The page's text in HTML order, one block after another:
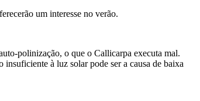
um interesse no verão.
polinização, o que o Callicarpa executa mal.
à luz solar pode ser a causa de baixa